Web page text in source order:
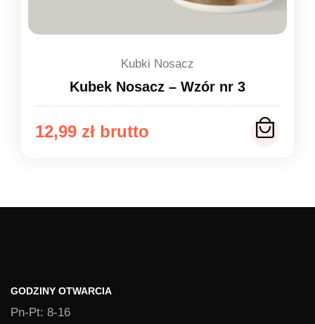
Kubki Nosacz
Kubek Nosacz – Wzór nr 3
12,99 zł
GODZINY OTWARCIA
Pn-Pt: 8-16